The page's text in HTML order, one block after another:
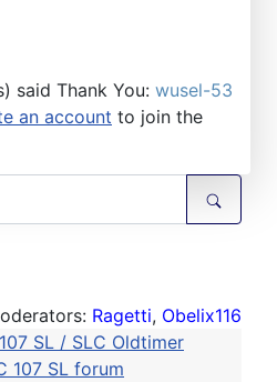
said Thank You: wusel-53
an account to join the
Ragetti, Obelix116
SL / SLC Oldtimer
107 SL forum